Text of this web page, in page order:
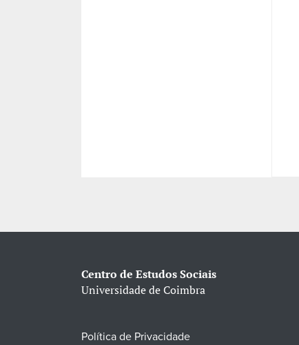
Centro de Estudos Sociais
Universidade de Coimbra
Política de Privacidade